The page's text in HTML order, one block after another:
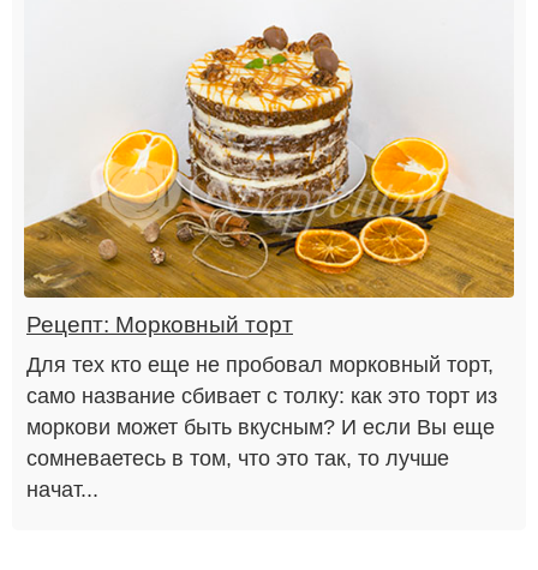
Рецепт: Морковный торт
Для тех кто еще не пробовал морковный торт,
само название сбивает с толку: как это торт из
моркови может быть вкусным? И если Вы еще
сомневаетесь в том, что это так, то лучше
начат...